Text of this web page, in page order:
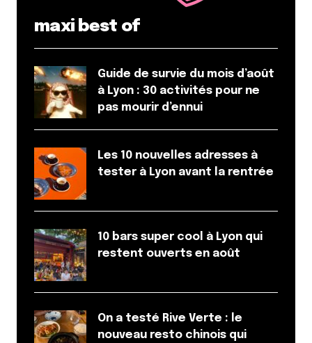
maxi best of
Guide de survie du mois d’août
à Lyon : 30 activités pour ne
pas mourir d’ennui
Les 10 nouvelles adresses à
tester à Lyon avant la rentrée
10 bars super cool à Lyon qui
restent ouverts en août
On a testé Rive Verte : le
nouveau resto chinois qui